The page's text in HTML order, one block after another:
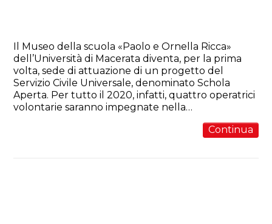
Il Museo della scuola «Paolo e Ornella Ricca»
dell’Università di Macerata diventa, per la prima
volta, sede di attuazione di un progetto del
Servizio Civile Universale, denominato Schola
Aperta. Per tutto il 2020, infatti, quattro operatrici
volontarie saranno impegnate nella…
Continua